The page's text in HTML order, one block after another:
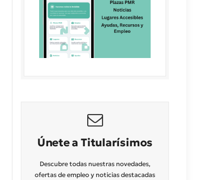
Únete a Titularísimos
Descubre todas nuestras novedades,
ofertas de empleo y noticias destacadas